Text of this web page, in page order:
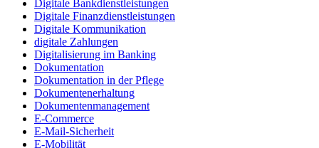
Digitale Bankdienstleistungen
Digitale Finanzdienstleistungen
Digitale Kommunikation
digitale Zahlungen
Digitalisierung im Banking
Dokumentation
Dokumentation in der Pflege
Dokumentenerhaltung
Dokumentenmanagement
E-Commerce
E-Mail-Sicherheit
E-Mobilität